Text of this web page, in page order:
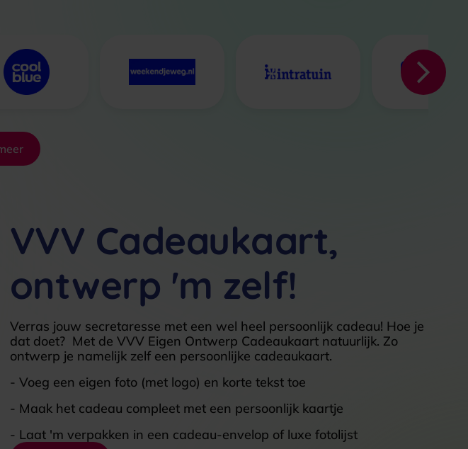
VVV Cadeaukaart,
ontwerp 'm zelf!
Verras jouw secretaresse met een wel heel persoonlijk cadeau! Hoe je
dat doet? Met de VVV Eigen Ontwerp Cadeaukaart natuurlijk. Zo
ontwerp je namelijk zelf een persoonlijke cadeaukaart.
- Voeg een eigen foto (met logo) en korte tekst toe
- Maak het cadeau compleet met een persoonlijk kaartje
- Laat 'm verpakken in een cadeau-envelop of luxe fotolijst